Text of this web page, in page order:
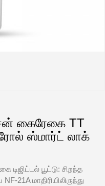
கைரேகை TT
ஸ்மார்ட் லாக்
பூட்டு: சிறந்த
21A மாதிரியிலிருந்து